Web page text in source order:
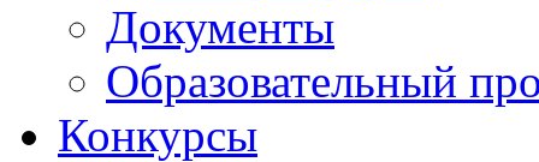
Документы
Образовательный
Конкурсы